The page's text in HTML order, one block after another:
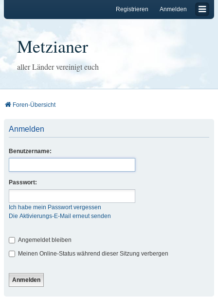
Anmelden
Registrieren
Metzianer
aller Länder vereinigt euch
Foren-Übersicht
Anmelden
Benutzername:
Passwort:
Ich habe mein Passwort vergessen
Die Aktivierungs-E-Mail erneut senden
Angemeldet bleiben
Meinen Online-Status während dieser Sitzung verbergen